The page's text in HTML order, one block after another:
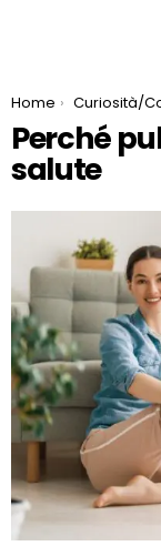
You are here:
Home Curiosità/
Perché
salute